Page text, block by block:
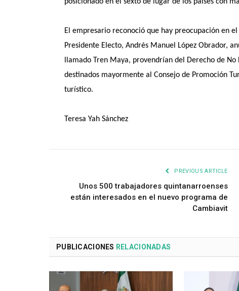
El empresario reconoció que hay preocupación en
Presidente Electo, Andrés Manuel López Obrador,
llamado Tren Maya, provendrían del Derecho de
destinados mayormente al Consejo de Promoción
turístico.
Teresa Yah Sánchez
PREVIOUS ARTICLE
Unos 500 trabajadores quintanarroenses
están interesados en el nuevo programa de
Cambiavit
PUBLICACIONES RELACIONADAS